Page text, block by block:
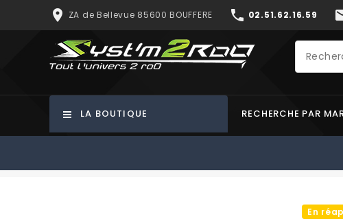
place ZA de Bellevue 85600 BOUFFERE phone 02.51.62.16.59
LA BOUTIQUE RECHERCHE PAR
En